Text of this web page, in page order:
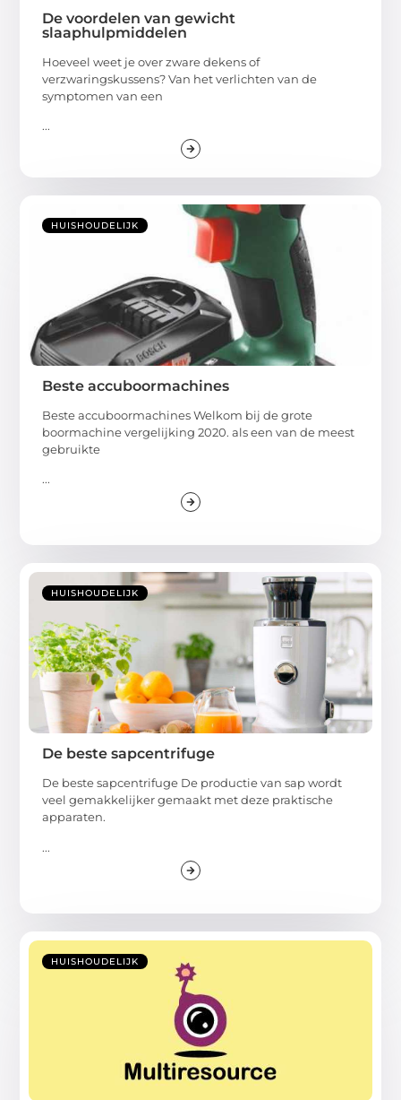
De voordelen van gewicht
slaaphulpmiddelen
Hoeveel weet je over zware dekens of
verzwaringskussens? Van het verlichten van de
symptomen van een
...
HUISHOUDELIJK
Beste accuboormachines
Beste accuboormachines Welkom bij de grote
boormachine vergelijking 2020. als een van de meest
gebruikte
...
HUISHOUDELIJK
De beste sapcentrifuge
De beste sapcentrifuge De productie van sap wordt
veel gemakkelijker gemaakt met deze praktische
apparaten.
...
HUISHOUDELIJK